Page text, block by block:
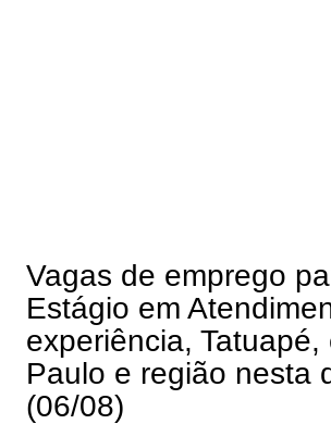
Vagas de emprego
Estágio em
experiência, Tatuapé,
Paulo e região nesta
(06/08)